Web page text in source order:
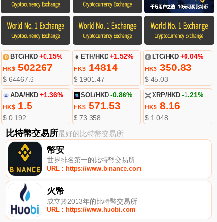
BTC/HKD +0.15%
HK$502267
$ 64467.6
ETH/HKD +1.52%
HK$ 14814
$ 1901.47
LTC/HKD +0.04%
HK$350.83
$ 45.03
ADA/HKD +1.36%
HK$1.5
$ 0.192
SOL/HKD -0.86%
HK$ 571.53
$ 73.358
XRP/HKD -1.21%
HK$8.16
$ 1.048
比特幣交易所最好的比特幣交易所
幣安
世界排名第一的比特幣交易所
URL：https://www.binance.com
火幣
成立於2013年的比特幣交易所
URL：https://www.huobi.com